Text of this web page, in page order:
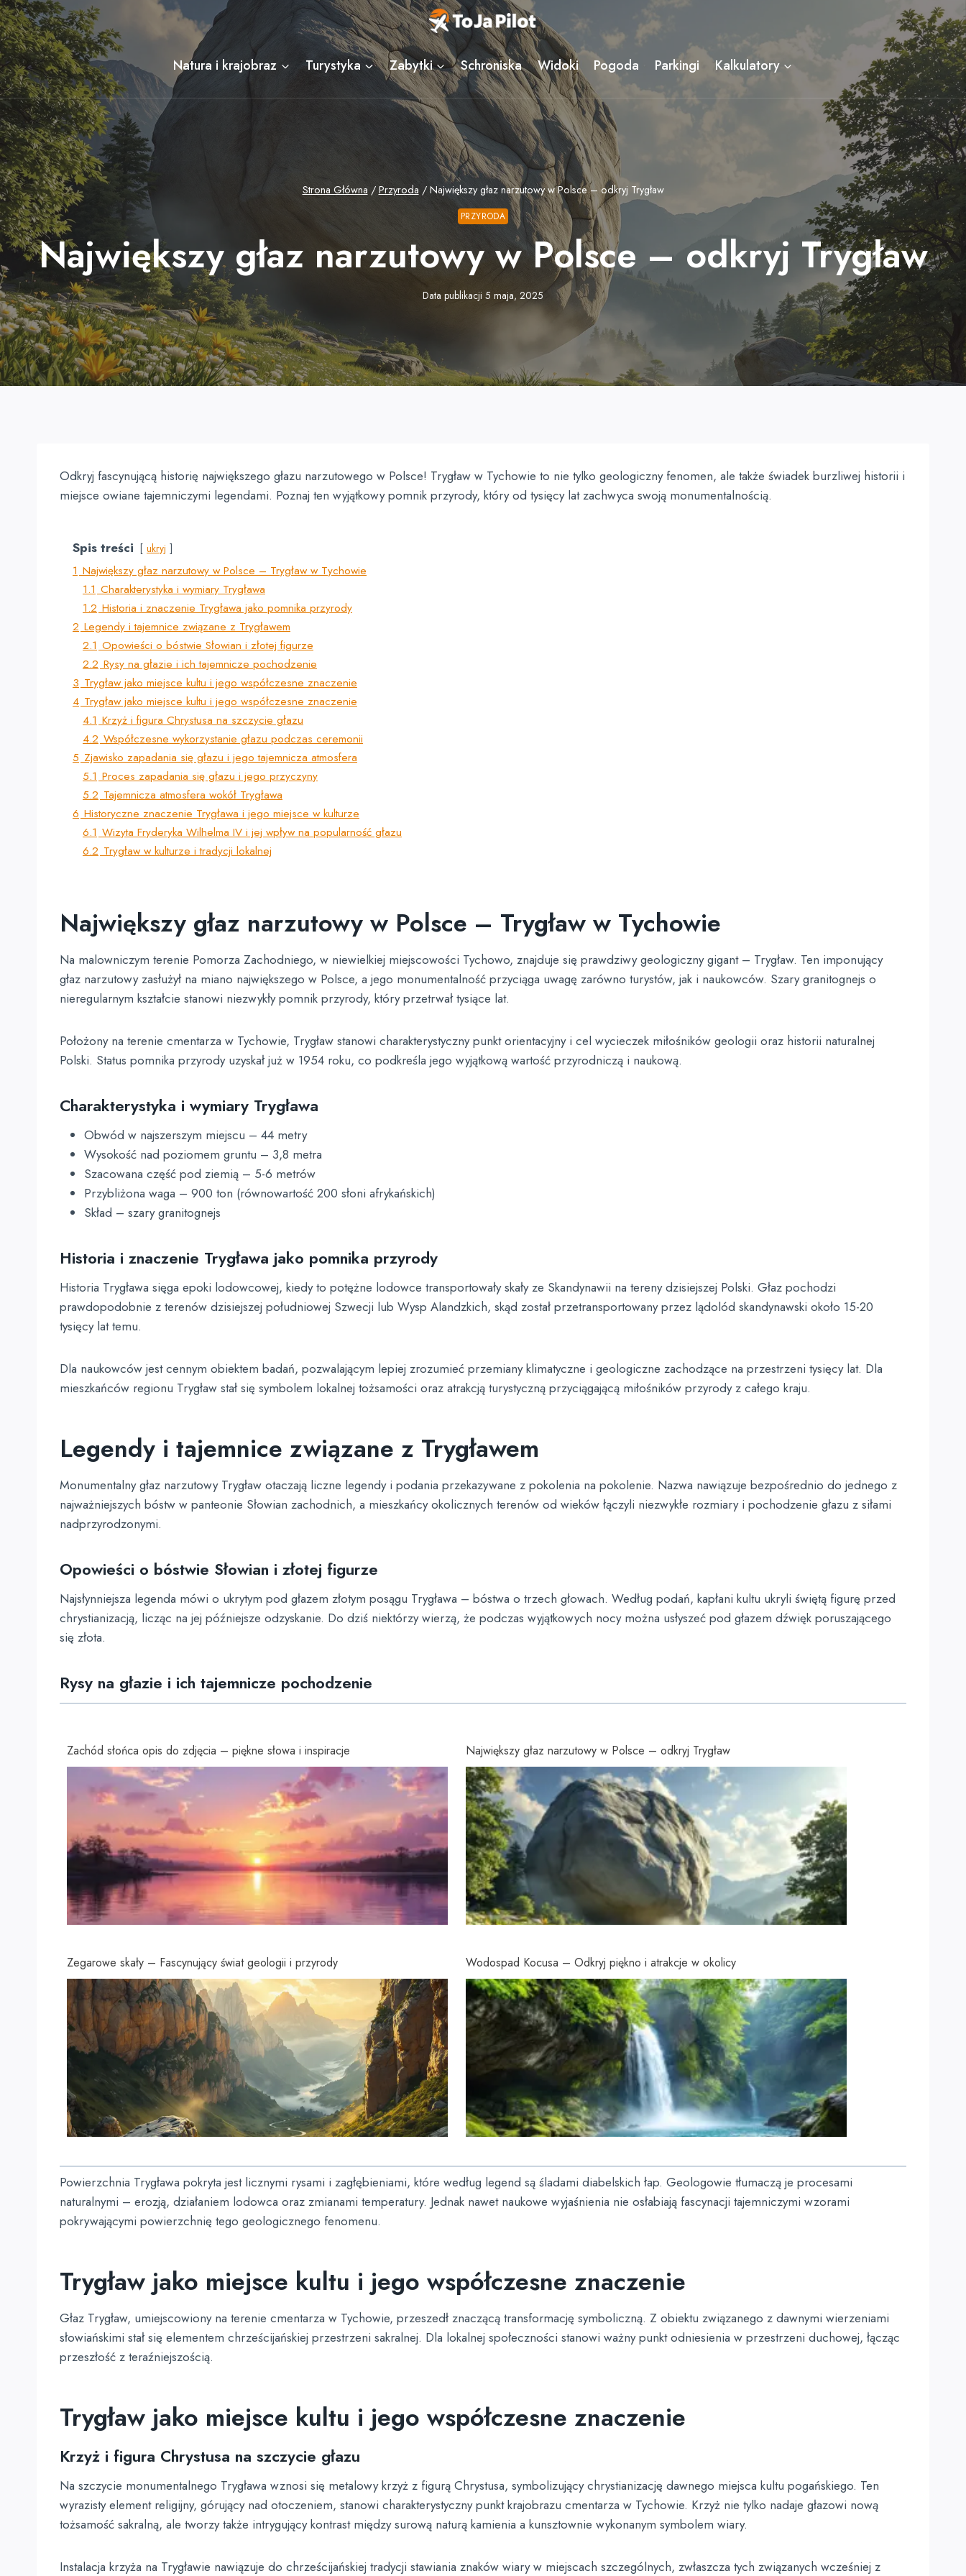
Przejdź
do
treści
Natura i krajobraz Turystyka Zabytki Schroniska Widoki Pogoda Parkingi Kalkulatory
Strona Główna / Przyroda / Największy głaz narzutowy w Polsce – odkryj Trygław
PRZYRODA
Największy głaz narzutowy w Polsce – odkryj Trygław
Data publikacji 5 maja, 2025
Odkryj fascynującą historię największego głazu narzutowego w Polsce! Trygław w Tychowie to nie tylko geologiczny fenomen, ale także świadek burzliwej historii i
miejsce owiane tajemniczymi legendami. Poznaj ten wyjątkowy pomnik przyrody, który od tysięcy lat zachwyca swoją monumentalnością.
Spis treści ukryj
1 Największy głaz narzutowy w Polsce – Trygław w Tychowie
1.1 Charakterystyka i wymiary Trygława
1.2 Historia i znaczenie Trygława jako pomnika przyrody
2 Legendy i tajemnice związane z Trygławem
2.1 Opowieści o bóstwie Słowian i złotej figurze
2.2 Rysy na głazie i ich tajemnicze pochodzenie
3 Trygław jako miejsce kultu i jego współczesne znaczenie
4 Trygław jako miejsce kultu i jego współczesne znaczenie
4.1 Krzyż i figura Chrystusa na szczycie głazu
4.2 Współczesne wykorzystanie głazu podczas ceremonii
5 Zjawisko zapadania się głazu i jego tajemnicza atmosfera
5.1 Proces zapadania się głazu i jego przyczyny
5.2 Tajemnicza atmosfera wokół Trygława
6 Historyczne znaczenie Trygława i jego miejsce w kulturze
6.1 Wizyta Fryderyka Wilhelma IV i jej wpływ na popularność głazu
6.2 Trygław w kulturze i tradycji lokalnej
Największy głaz narzutowy w Polsce – Trygław w Tychowie
Na malowniczym terenie Pomorza Zachodniego, w niewielkiej miejscowości Tychowo, znajduje się prawdziwy geologiczny gigant – Trygław. Ten imponujący
głaz narzutowy zasłużył na miano największego w Polsce, a jego monumentalność przyciąga uwagę zarówno turystów, jak i naukowców. Szary granitognejs o
nieregularnym kształcie stanowi niezwykły pomnik przyrody, który przetrwał tysiące lat.
Położony na terenie cmentarza w Tychowie, Trygław stanowi charakterystyczny punkt orientacyjny i cel wycieczek miłośników geologii oraz historii naturalnej
Polski. Status pomnika przyrody uzyskał już w 1954 roku, co podkreśla jego wyjątkową wartość przyrodniczą i naukową.
Charakterystyka i wymiary Trygława
Obwód w najszerszym miejscu – 44 metry
Wysokość nad poziomem gruntu – 3,8 metra
Szacowana część pod ziemią – 5-6 metrów
Przybliżona waga – 900 ton (równowartość 200 słoni afrykańskich)
Skład – szary granitognejs
Historia i znaczenie Trygława jako pomnika przyrody
Historia Trygława sięga epoki lodowcowej, kiedy to potężne lodowce transportowały skały ze Skandynawii na tereny dzisiejszej Polski. Głaz pochodzi
prawdopodobnie z terenów dzisiejszej południowej Szwecji lub Wysp Alandzkich, skąd został przetransportowany przez lądolód skandynawski około 15-20
tysięcy lat temu.
Dla naukowców jest cennym obiektem badań, pozwalającym lepiej zrozumieć przemiany klimatyczne i geologiczne zachodzące na przestrzeni tysięcy lat. Dla
mieszkańców regionu Trygław stał się symbolem lokalnej tożsamości oraz atrakcją turystyczną przyciągającą miłośników przyrody z całego kraju.
Legendy i tajemnice związane z Trygławem
Monumentalny głaz narzutowy Trygław otaczają liczne legendy i podania przekazywane z pokolenia na pokolenie. Nazwa nawiązuje bezpośrednio do jednego z
najważniejszych bóstw w panteonie Słowian zachodnich, a mieszkańcy okolicznych terenów od wieków łączyli niezwykłe rozmiary i pochodzenie głazu z siłami
nadprzyrodzonymi.
Opowieści o bóstwie Słowian i złotej figurze
Najsłynniejsza legenda mówi o ukrytym pod głazem złotym posągu Trygława – bóstwa o trzech głowach. Według podań, kapłani kultu ukryli świętą figurę przed
chrystianizacją, licząc na jej późniejsze odzyskanie. Do dziś niektórzy wierzą, że podczas wyjątkowych nocy można usłyszeć pod głazem dźwięk poruszającego
się złota.
Rysy na głazie i ich tajemnicze pochodzenie
Zachód słońca opis do zdjęcia – piękne słowa i inspiracje Największy głaz narzutowy w Polsce – odkryj Trygław
Zegarowe skały – Fascynujący świat geologii i przyrody Wodospad Kocusa – Odkryj piękno i atrakcje w okolicy
Powierzchnia Trygława pokryta jest licznymi rysami i zagłębieniami, które według legend są śladami diabelskich łap. Geologowie tłumaczą je procesami
naturalnymi – erozją, działaniem lodowca oraz zmianami temperatury. Jednak nawet naukowe wyjaśnienia nie osłabiają fascynacji tajemniczymi wzorami
pokrywającymi powierzchnię tego geologicznego fenomenu.
Trygław jako miejsce kultu i jego współczesne znaczenie
Głaz Trygław, umiejscowiony na terenie cmentarza w Tychowie, przeszedł znaczącą transformację symboliczną. Z obiektu związanego z dawnymi wierzeniami
słowiańskimi stał się elementem chrześcijańskiej przestrzeni sakralnej. Dla lokalnej społeczności stanowi ważny punkt odniesienia w przestrzeni duchowej, łącząc
przeszłość z teraźniejszością.
Trygław jako miejsce kultu i jego współczesne znaczenie
Krzyż i figura Chrystusa na szczycie głazu
Na szczycie monumentalnego Trygława wznosi się metalowy krzyż z figurą Chrystusa, symbolizujący chrystianizację dawnego miejsca kultu pogańskiego. Ten
wyrazisty element religijny, górujący nad otoczeniem, stanowi charakterystyczny punkt krajobrazu cmentarza w Tychowie. Krzyż nie tylko nadaje głazowi nową
tożsamość sakralną, ale tworzy także intrygujący kontrast między surową naturą kamienia a kunsztownie wykonanym symbolem wiary.
Instalacja krzyża na Trygławie nawiązuje do chrześcijańskiej tradycji stawiania znaków wiary w miejscach szczególnych, zwłaszcza tych związanych wcześniej z